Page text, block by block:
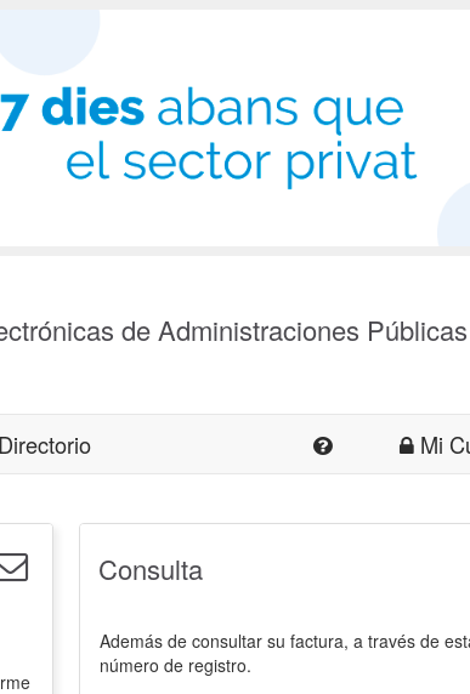
de Administraciones
Directorio Mi
Consulta
Además de consultar su factura, a través de
número de registro.